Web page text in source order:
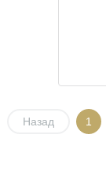
Назад 1